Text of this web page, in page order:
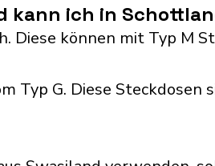
kann ich in
Diese können mit Typ M
Typ G. Diese Steckdosen